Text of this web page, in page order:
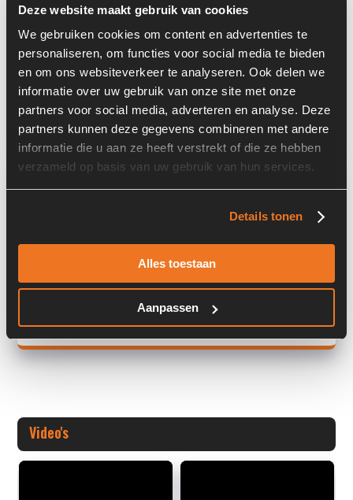
Deze website maakt gebruik van cookies
We gebruiken cookies om content en advertenties te
personaliseren, om functies voor social media te bieden
en om ons websiteverkeer te analyseren. Ook delen we
informatie over uw gebruik van onze site met onze
partners voor social media, adverteren en analyse. Deze
partners kunnen deze gegevens combineren met andere
informatie die u aan ze heeft verstrekt of die ze hebben
verzameld op basis van uw gebruik van hun services.
Details tonen
Alles toestaan
Aanpassen
Informatie
Locatie:
4C11K
Serienummer:
3432-
Land:
Nederland
Overige informatie
S/N: 3
+ Volledige overige informatie openen
Video's